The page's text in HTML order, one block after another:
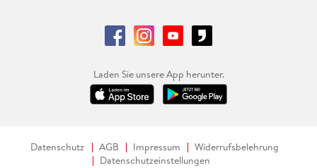
Laden Sie unsere App herunter.
Datenschutz AGB Impressum
Widerrufsbelehrung
Datenschutzeinstellungen